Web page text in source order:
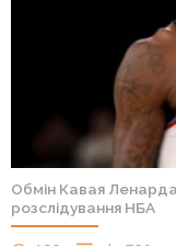
Обмін Кавая
розслідування НБА